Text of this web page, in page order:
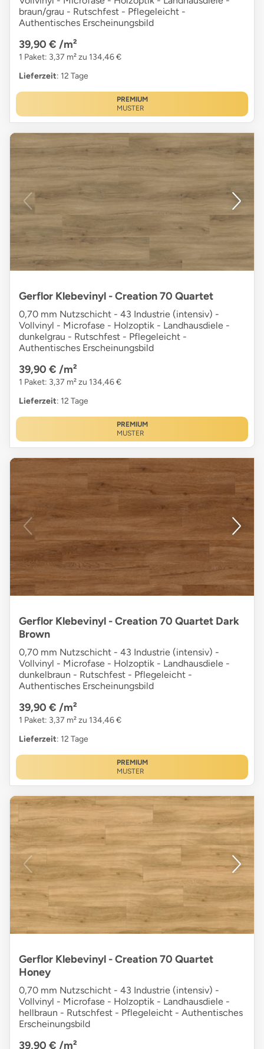
braun/grau - Rutschfest - Pflegeleicht -
Authentisches Erscheinungsbild
39,90 € /m²
1 Paket: 3,37 m² zu 134,46 €
Lieferzeit: 12 Tage
PREMIUM
MUSTER
Gerflor Klebevinyl - Creation 70 Quartet
0,70 mm Nutzschicht - 43 Industrie (intensiv) -
Vollvinyl - Microfase - Holzoptik - Landhausdiele -
dunkelgrau - Rutschfest - Pflegeleicht -
Authentisches Erscheinungsbild
39,90 € /m²
1 Paket: 3,37 m² zu 134,46 €
Lieferzeit: 12 Tage
PREMIUM
MUSTER
Gerflor Klebevinyl - Creation 70 Quartet Dark
Brown
0,70 mm Nutzschicht - 43 Industrie (intensiv) -
Vollvinyl - Microfase - Holzoptik - Landhausdiele -
dunkelbraun - Rutschfest - Pflegeleicht -
Authentisches Erscheinungsbild
39,90 € /m²
1 Paket: 3,37 m² zu 134,46 €
Lieferzeit: 12 Tage
PREMIUM
MUSTER
Gerflor Klebevinyl - Creation 70 Quartet
Honey
0,70 mm Nutzschicht - 43 Industrie (intensiv) -
Vollvinyl - Microfase - Holzoptik - Landhausdiele -
hellbraun - Rutschfest - Pflegeleicht - Authentisches
Erscheinungsbild
39,90 € /m²